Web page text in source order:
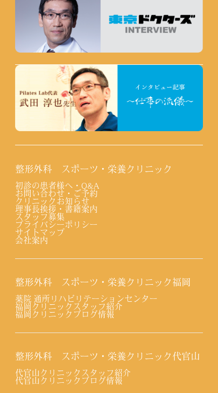
整形外科 スポーツ・栄養クリニック
初診の患者様へ・Q&A
お問い合わせ・ご予約
クリニックお知らせ
理事長挨拶・書籍案内
スタッフ募集
プライバシーポリシー
サイトマップ
会社案内
整形外科 スポーツ・栄養クリニック福岡
薬院 通所リハビリテーションセンター
福岡クリニックスタッフ紹介
福岡クリニックブログ情報
整形外科 スポーツ・栄養クリニック代官山
代官山クリニックスタッフ紹介
代官山クリニックブログ情報